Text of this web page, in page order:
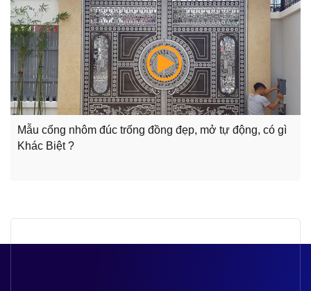
Mẫu cổng nhôm đúc trống đồng đẹp, mở tự động, có gì
Khác Biệt ?